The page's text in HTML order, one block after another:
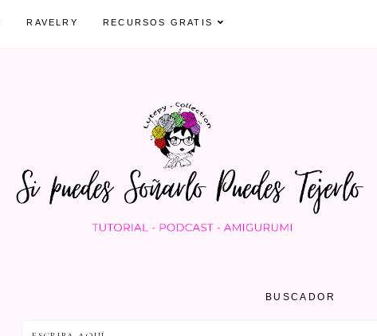
RAVELRY RECURSOS GRATIS
BUSCADOR